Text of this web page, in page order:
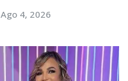
Ago 4, 2026